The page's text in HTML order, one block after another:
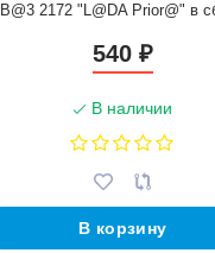
B@3 2172 "L@DA Prior@" в
540 ₽
В наличии
В корзину